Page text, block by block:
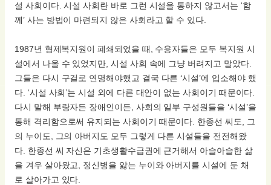
설 사회이다. 시설 사회란 바로 그런 시설을 통하지 않고서는 ‘함
께’ 사는 방법이 마련되지 않은 사회라고 할 수 있다.
1987년 형제복지원이 폐쇄되었을 때, 수용자들은 모두 복지원 시
설에서 나올 수 있었지만, 시설 사회 속에 그냥 버려지고 말았다.
그들은 다시 구걸로 연명해야했고 결국 다른 ‘시설’에 입소해야 했
다. ‘시설 사회’는 시설 외에 다른 대안이 없는 사회이기 때문이다.
다시 말해 부랑자든 장애인이든, 사회의 일부 구성원들을 ‘시설’을
통해 격리함으로써 유지되는 사회이기 때문이다. 한종선 씨도, 그
의 누이도, 그의 아버지도 모두 그렇게 다른 시설들을 전전해왔
다. 한종선 씨 자신은 기초생활수급권에 근거해서 아슬아슬한 삶
을 겨우 살아왔고, 정신병을 앓는 누이와 아버지를 시설에 둔 채
로 살아가고 있다.